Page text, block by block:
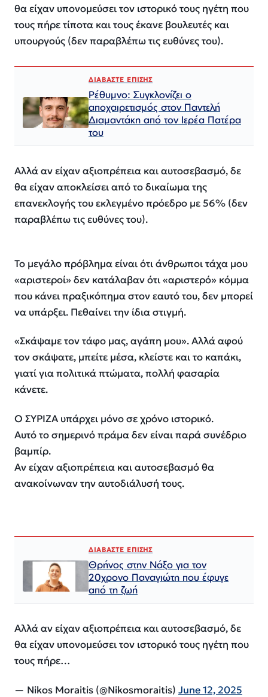
θα είχαν υπονομεύσει τον ιστορικό τους ηγέτη που
τους πήρε τίποτα και τους έκανε βουλευτές και
υπουργούς (δεν παραβλέπω τις ευθύνες του).
ΔΙΑΒΑΣΤΕ ΕΠΙΣΗΣ
Ρέθυμνο: Συγκλονίζει ο
αποχαιρετισμός στον Παντελή
Διαμαντάκη από τον Ιερέα Πατέρα
του
Αλλά αν είχαν αξιοπρέπεια και αυτοσεβασμό, δε
θα είχαν αποκλείσει από το δικαίωμα της
επανεκλογής του εκλεγμένο πρόεδρο με 56% (δεν
παραβλέπω τις ευθύνες του).
Το μεγάλο πρόβλημα είναι ότι άνθρωποι τάχα μου
«αριστεροί» δεν κατάλαβαν ότι «αριστερό» κόμμα
που κάνει πραξικόπημα στον εαυτό του, δεν μπορεί
να υπάρξει. Πεθαίνει την ίδια στιγμή.
«Σκάψαμε τον τάφο μας, αγάπη μου». Αλλά αφού
τον σκάψατε, μπείτε μέσα, κλείστε και το καπάκι,
γιατί για πολιτικά πτώματα, πολλή φασαρία
κάνετε.
Ο ΣΥΡΙΖΑ υπάρχει μόνο σε χρόνο ιστορικό.
Αυτό το σημερινό πράμα δεν είναι παρά συνέδριο
βαμπίρ.
Αν είχαν αξιοπρέπεια και αυτοσεβασμό θα
ανακοίνωναν την αυτοδιάλυσή τους.
ΔΙΑΒΑΣΤΕ ΕΠΙΣΗΣ
Θρήνος στην Νάξο για τον
20χρονο Παναγιώτη που έφυγε
από τη ζωή
Αλλά αν είχαν αξιοπρέπεια και αυτοσεβασμό, δε
θα είχαν υπονομεύσει τον ιστορικό τους ηγέτη που
τους πήρε…
— Nikos Moraitis (@Nikosmoraitis) June 12, 2025